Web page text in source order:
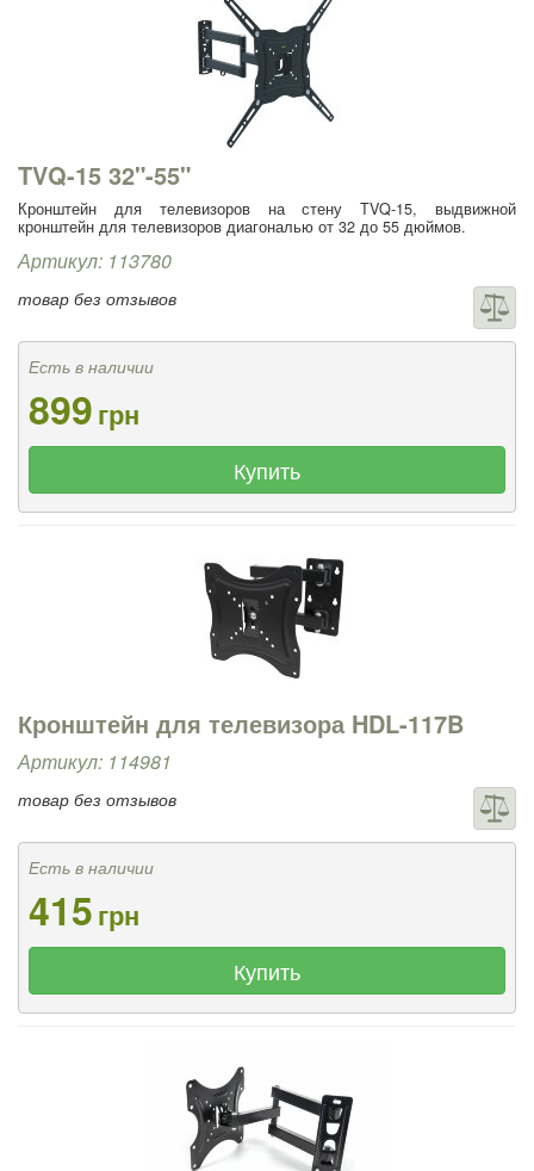
TVQ-15 32"-55"
Кронштейн для телевизоров на стену TVQ-15, выдвижной
кронштейн для телевизоров диагональю от 32 до 55 дюймов.
Артикул: 113780
товар без отзывов
Есть в наличии
899грн
Купить
Кронштейн для телевизора HDL-117B
Артикул: 114981
товар без отзывов
Есть в наличии
415грн
Купить